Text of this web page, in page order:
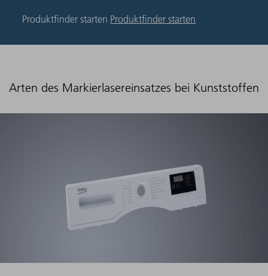
Produktfinder starten Produktfinder starten
Arten des Markierlasereinsatzes bei Kunststoffen